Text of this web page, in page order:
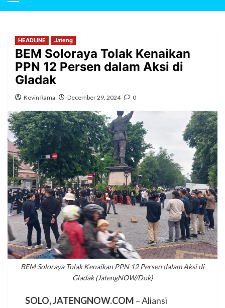
HEADLINE Jateng
BEM Soloraya Tolak Kenaikan
PPN 12 Persen dalam Aksi di
Gladak
Kevin Rama December 29, 2024 0
BEM Soloraya Tolak Kenaikan PPN 12 Persen dalam Aksi di
Gladak (JatengNOW/Dok)
SOLO, JATENGNOW.COM – Aliansi